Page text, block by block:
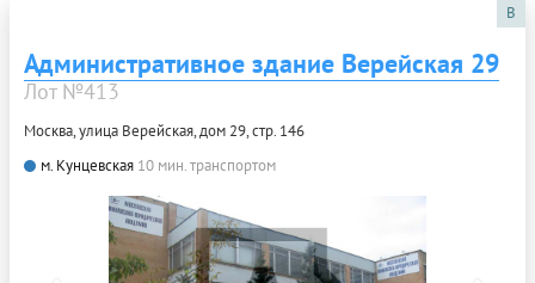
B
Административное здание Верейская 29
Лот №413
Москва, улица Верейская, дом 29, стр. 146
м. Кунцевская 10 мин. транспортом